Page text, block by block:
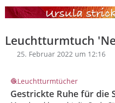
Leuchtturmtuch
25. Februar 2022 um 12:16
Leuchtturmtücher
Gestrickte Ruhe für die